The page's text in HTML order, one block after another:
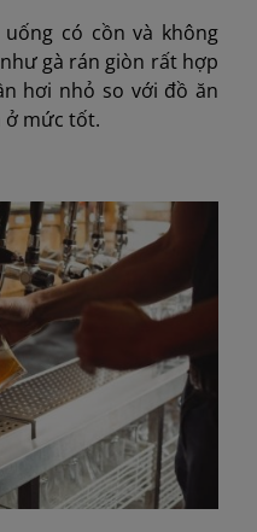
có cồn và không
gà rán giòn rất hợp
hơi nhỏ so với đồ ăn
ở mức tốt.